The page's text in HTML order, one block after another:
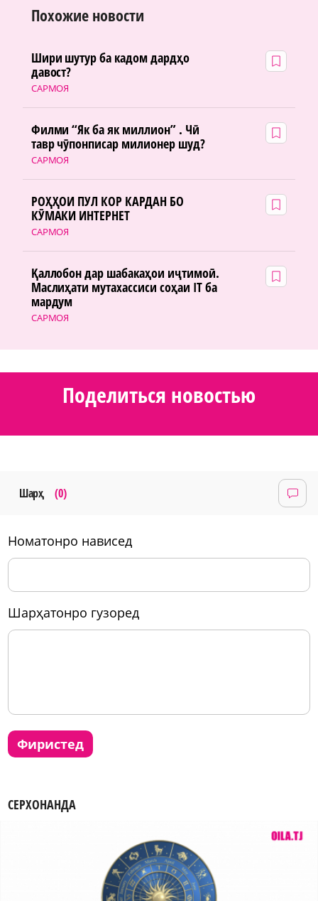
Похожие новости
САРМОЯ
Шири шутур ба кадом дардҳо
давост?
САРМОЯ
Филми “Як ба як миллион” . Чӣ
тавр чӯпонписар милионер шуд?
САРМОЯ
РОҲҲОИ ПУЛ КОР КАРДАН БО
КӮМАКИ ИНТЕРНЕТ
САРМОЯ
Қаллобон дар шабакаҳои иҷтимоӣ.
Маслиҳати мутахассиси соҳаи IT ба
мардум
Поделиться новостью
Шарҳ (0)
номатонро нависед
шарҳатонро гузоред
фиристед
СЕРХОНАНДА